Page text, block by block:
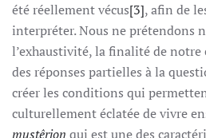
été réellement vécus[3], afin de
interpréter. Nous ne prétendons
l’exhaustivité, la finalité de notre
des réponses partielles à la
créer les conditions qui
culturellement éclatée de vivre
mustêrion qui est une des